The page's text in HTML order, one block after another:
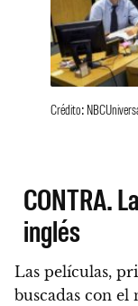
Crédito:
CONTRA.
inglés
Las películas,
buscadas con el